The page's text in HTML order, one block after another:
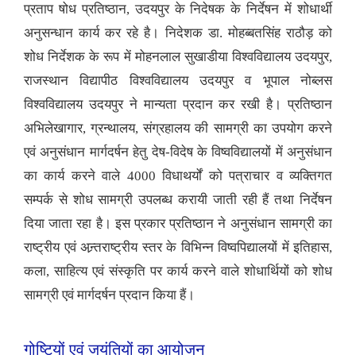
प्रताप षोध प्रतिष्ठान, उदयपुर के निदेषक के निर्देषन में शोधार्थी
अनुसन्धान कार्य कर रहे है। निदेशक डा. मोहब्बतसिंह राठौड़ को
शोध निर्देशक के रूप में मोहनलाल सुखाडीया विश्वविद्यालय उदयपुर,
राजस्थान विद्यापीठ विश्वविद्यालय उदयपुर व भूपाल नोब्लस
विश्वविद्यालय उदयपुर ने मान्यता प्रदान कर रखी है। प्रतिष्ठान
अभिलेखागार, ग्रन्थालय, संग्रहालय की सामग्री का उपयोग करने
एवं अनुसंधान मार्गदर्षन हेतु देष-विदेष के विष्वविद्यालयों में अनुसंधान
का कार्य करने वाले 4000 विधाथर्यों को पत्राचार व व्यक्तिगत
सम्पर्क से शोध सामग्री उपलब्ध करायी जाती रही हैं तथा निर्देषन
दिया जाता रहा है। इस प्रकार प्रतिष्ठान ने अनुसंधान सामग्री का
राष्ट्रीय एवं अन्र्तराष्ट्रीय स्तर के विभिन्न विष्वपिद्यालयों में इतिहास,
कला, साहित्य एवं संस्कृति पर कार्य करने वाले शोधार्थियों को शोध
सामग्री एवं मार्गदर्षन प्रदान किया हैं।
गोष्टियों एवं जयंतियों का आयोजन